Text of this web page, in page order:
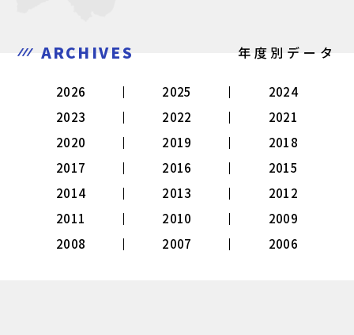
ARCHIVES 年度別データ
2026 2025
2024
2023
2022
2021
2020
2019
2018
2017
2016
2015
2014
2013
2012
2011
2010
2009
2008
2007 2006